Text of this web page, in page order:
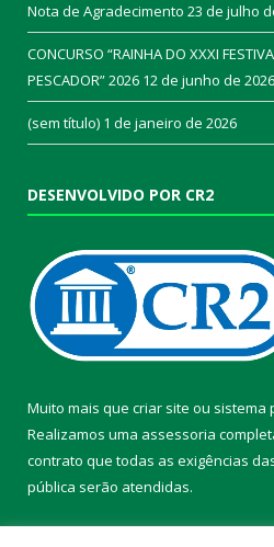
Nota de Agradecimento 23 de julho
CONCURSO “RAINHA DO XXXI
PESCADOR” 2026 12 de junho de 2026
(sem título) 1 de janeiro de 2026
DESENVOLVIDO POR CR2
Muito mais que criar site ou sistema
Realizamos uma assessoria
contrato que todas as exigências
pública serão atendidas.